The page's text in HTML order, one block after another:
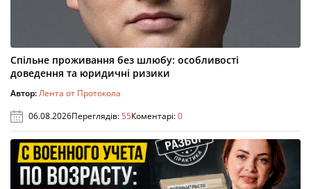
Спільне проживання без шлюбу: особливості
доведення та юридичні ризики
Автор:Лента от Протокола
06.08.2026Переглядів:55Коментарі:0